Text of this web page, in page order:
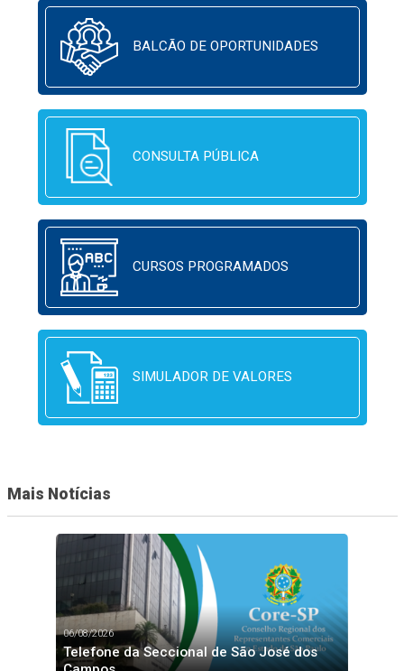
BALCÃO DE OPORTUNIDADES
CONSULTA PÚBLICA
CURSOS PROGRAMADOS
SIMULADOR DE VALORES
Mais Notícias
06/08/2026
Telefone da Seccional de São José dos